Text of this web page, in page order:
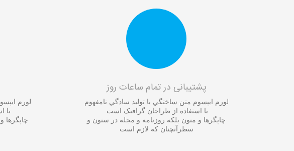
پشتیبانی در تمام ساعات روز
لورم ايپسوم متن ساختگي با توليد سادگي نامفهوم
با استفاده از طراحان گرافيک است.
چاپگرها و متون بلکه روزنامه و مجله در ستون و
سطرآنچنان که لازم است
لورم
با
چاپگرها